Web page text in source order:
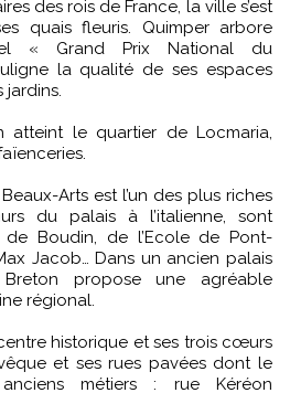
des rois de France, la ville s’est
quais fleuris. Quimper arbore
« Grand Prix National du
la qualité de ses espaces
atteint le quartier de Locmaria,
Arts est l’un des plus riches
du palais à l’italienne, sont
Boudin, de l’Ecole de Pont-
Jacob… Dans un ancien palais
propose une agréable
régional.
historique et ses trois cœurs
et ses rues pavées dont le
métiers : rue Kéréon